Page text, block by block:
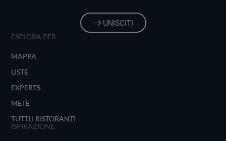
UNISCITI
ESPLORA PER
MAPPA
LISTE
EXPERTS
METE
TUTTI I RISTORANTI
ISPIRAZIONE